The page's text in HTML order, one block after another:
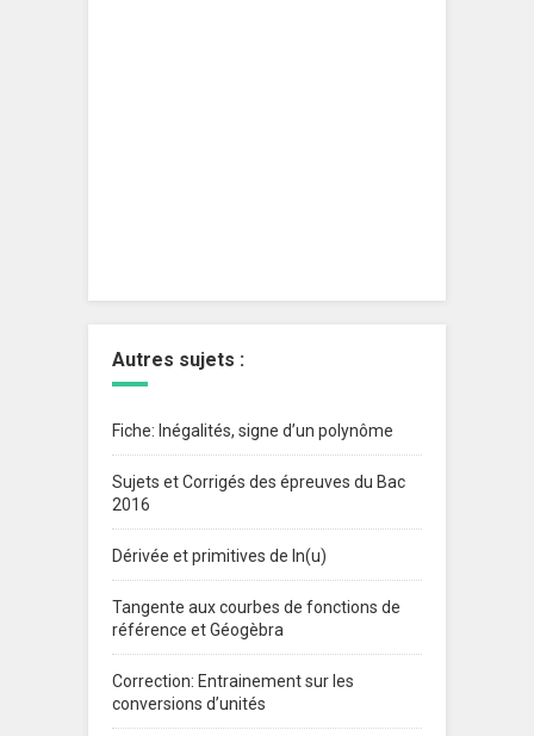
Autres sujets :
Fiche: Inégalités, signe d’un polynôme
Sujets et Corrigés des épreuves du Bac
2016
Dérivée et primitives de ln(u)
Tangente aux courbes de fonctions de
référence et Géogèbra
Correction: Entrainement sur les
conversions d’unités